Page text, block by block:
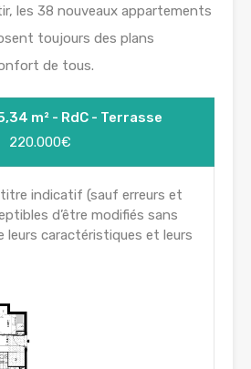
les 38 nouveaux appartements
toujours des plans
de tous.
m² - RdC - Terrasse
220.000€
indicatif (sauf erreurs et
d’être modifiés sans
leurs caractéristiques et leurs